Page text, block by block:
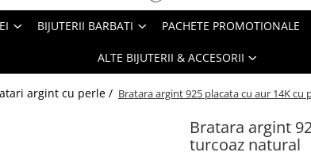
BIJUTERII BARBATI PACHETE PROMOTIONALE
ALTE BIJUTERII & ACCESORII
argint cu perle / Bratara argint 925 placata cu aur 14K
Bratara argint
turcoaz natural